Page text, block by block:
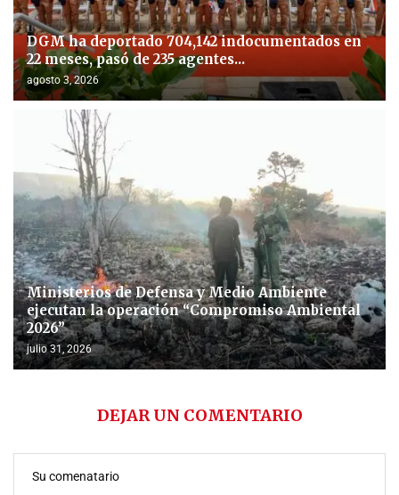
DGM ha deportado 704,142 indocumentados en
22 meses, pasó de 235 agentes...
agosto 3, 2026
Ministerios de Defensa y Medio Ambiente
ejecutan la operación “Compromiso Ambiental
2026”
julio 31, 2026
DEJAR UN COMENTARIO